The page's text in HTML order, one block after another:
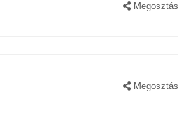
Megosztás
Megosztás